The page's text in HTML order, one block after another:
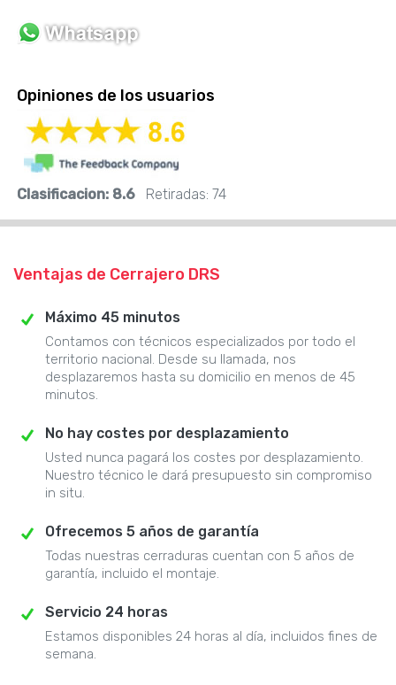
Opiniones de los usuarios
Clasificacion: 8.6 Retiradas: 74
Ventajas de Cerrajero DRS
Máximo 45 minutos
Contamos con técnicos especializados por todo el
territorio nacional. Desde su llamada, nos
desplazaremos hasta su domicilio en menos de 45
minutos.
No hay costes por desplazamiento
Usted nunca pagará los costes por desplazamiento.
Nuestro técnico le dará presupuesto sin compromiso
in situ.
Ofrecemos 5 años de garantía
Todas nuestras cerraduras cuentan con 5 años de
garantía, incluido el montaje.
Servicio 24 horas
Estamos disponibles 24 horas al día, incluidos fines de
semana.